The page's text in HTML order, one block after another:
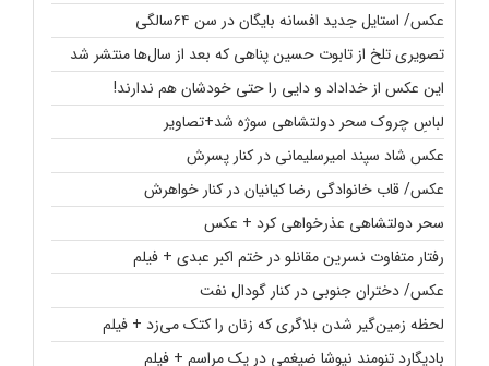
عکس/ استایل جدید افسانه بایگان در سن ۶۴سالگی
تصویری تلخ از تابوت حسین پناهی که بعد از سال‌ها منتشر شد
این عکس از خداداد و دایی را حتی خودشان هم ندارند!
لباسِ چروک سحر دولتشاهی سوژه شد+تصاویر
عکس شاد سپند امیرسلیمانی در کنار پسرش
عکس/ قاب خانوادگی رضا کیانیان در کنار خواهرش
سحر دولتشاهی عذرخواهی کرد + عکس
رفتار متفاوت نسرین مقانلو در ختم اکبر عبدی + فیلم
عکس/ دختران جنوبی در کنار گودال نفت
لحظه زمین‌گیر شدن بلاگری که زنان را کتک می‌زد + فیلم
بادیگارد تنومند نیوشا ضیغمی در یک مراسم + فیلم